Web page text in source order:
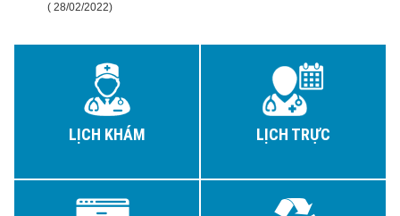
( 28/02/2022)
LỊCH KHÁM LỊCH TRỰC